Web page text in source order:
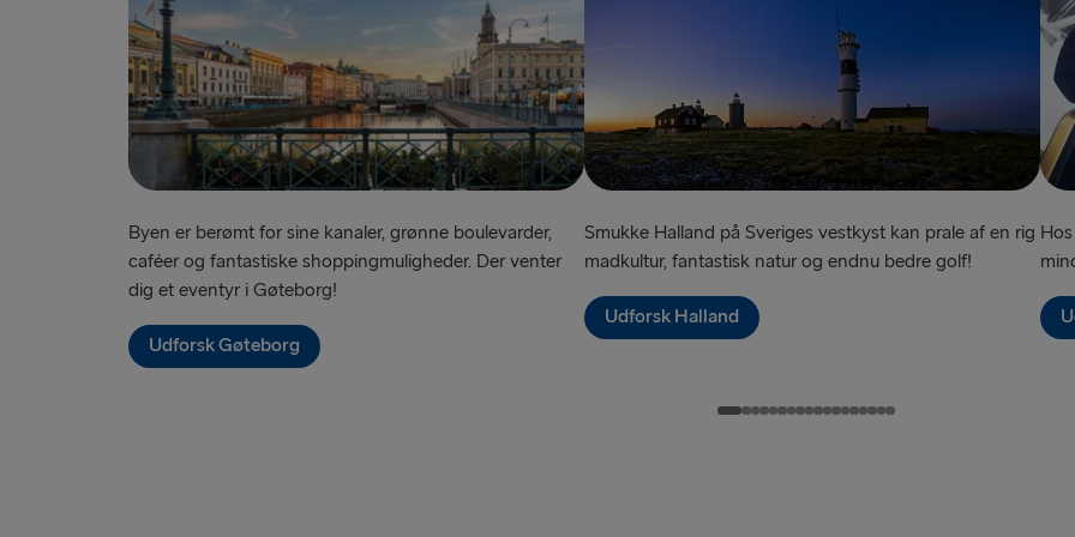
TIL RESTEN
Hook of
Harwich →
Holyhead →
Cairnryan
Belfast →
Byen er berømt for sine kanaler, grønne boulevarder,
caféer og fantastiske shoppingmuligheder. Der venter
dig et eventyr i Gøteborg!
Udforsk Gøteborg
Smukke Halland på Sveriges vestkyst kan prale af en rig
madkultur, fantastisk natur og endnu bedre golf!
Udforsk Halland